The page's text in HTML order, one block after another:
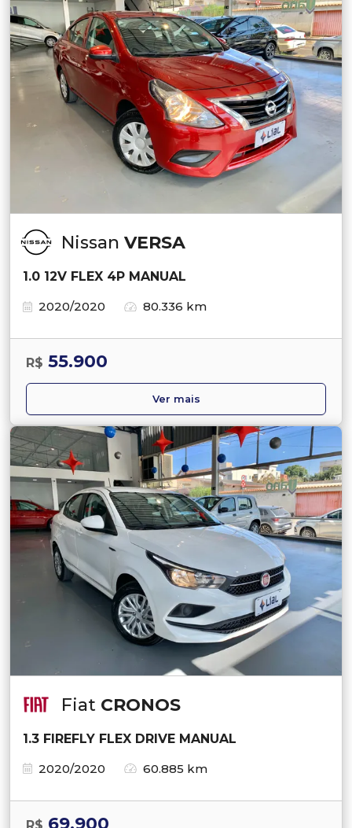
Nissan VERSA
1.0 12V FLEX 4P MANUAL
2020/2020
80.336 km
R$ 55.900
Ver mais
Fiat CRONOS
1.3 FIREFLY FLEX DRIVE MANUAL
2020/2020
60.885 km
R$ 69.900